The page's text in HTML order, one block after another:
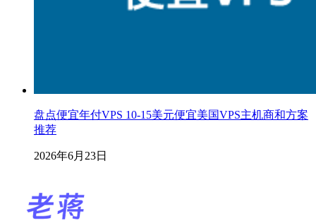
盘点便宜年付VPS 10-15美元便宜美国VPS主机商和方案
推荐
2026年6月23日